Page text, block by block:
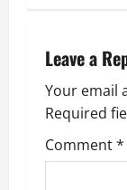
a
v
i
g
Leave a
Your email
Required
Comment*